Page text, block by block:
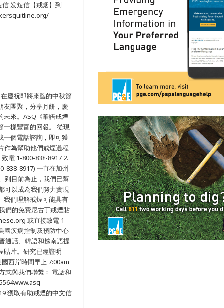
发短信【戒烟】到
慶祝即將來臨的中秋節
友團聚，分享月餅，慶
未來。ASQ《華語戒煙
一樣豐富的回報。 從現
一個電話諮詢，即可獲
作為幫助他們戒煙過程
電 1-800-838-8917 2.
838-8917) 一直在加州
到目前為止，我們已幫
可以成為我們努力實現
我們理解戒煙可能具有
們的免費尼古丁戒煙貼
或直接致電 1-
國疾病控制及預防中心
通話、韓語和越南語提
貼片。研究已經證明
西岸時間早上 7:00am
式與我們聯繫： 電話和
獲取有助戒煙的中文信